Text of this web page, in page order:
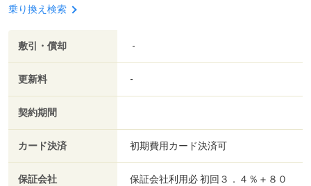
乗り換え検索
敷引・償却 -
更新料 -
契約期間
カード決済 初期費用カード決済可
保証会社
保証会社利用必 初回３．４％＋８０